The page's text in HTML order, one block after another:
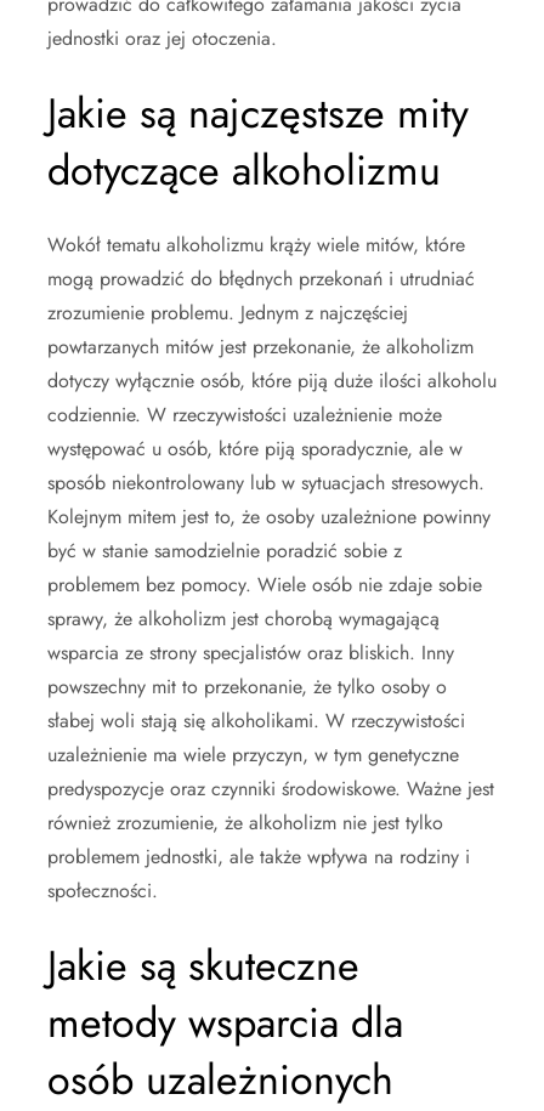
jednostki oraz jej otoczenia.
Jakie są najczęstsze mity
dotyczące alkoholizmu
Wokół tematu alkoholizmu krąży wiele mitów, które
mogą prowadzić do błędnych przekonań i utrudniać
zrozumienie problemu. Jednym z najczęściej
powtarzanych mitów jest przekonanie, że alkoholizm
dotyczy wyłącznie osób, które piją duże ilości alkoholu
codziennie. W rzeczywistości uzależnienie może
występować u osób, które piją sporadycznie, ale w
sposób niekontrolowany lub w sytuacjach stresowych.
Kolejnym mitem jest to, że osoby uzależnione powinny
być w stanie samodzielnie poradzić sobie z
problemem bez pomocy. Wiele osób nie zdaje sobie
sprawy, że alkoholizm jest chorobą wymagającą
wsparcia ze strony specjalistów oraz bliskich. Inny
powszechny mit to przekonanie, że tylko osoby o
słabej woli stają się alkoholikami. W rzeczywistości
uzależnienie ma wiele przyczyn, w tym genetyczne
predyspozycje oraz czynniki środowiskowe. Ważne jest
również zrozumienie, że alkoholizm nie jest tylko
problemem jednostki, ale także wpływa na rodziny i
społeczności.
Jakie są skuteczne
metody wsparcia dla
osób uzależnionych